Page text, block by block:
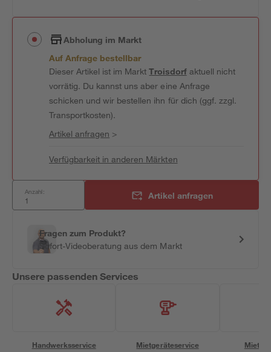
Abholung im Markt
Auf Anfrage bestellbar
Dieser Artikel ist im MarktTroisdorfaktuell nicht
vorrätig. Du kannst uns aber eine Anfrage
schicken und wir bestellen ihn für dich (ggf. zzgl.
Transportkosten).
Artikel anfragen >
Verfügbarkeit in anderen Märkten
Anzahl: Artikel anfragen
Fragen zum Produkt?
Sofort-Videoberatung aus dem Markt
Unsere passenden Services
Handwerksservice Mietgeräteservice